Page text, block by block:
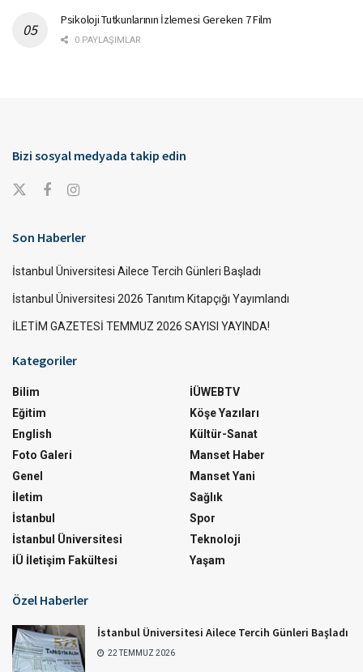
Psikoloji Tutkunlarının İzlemesi Gereken 7 Film
0 PAYLAŞIMLAR
Bizi sosyal medyada takip edin
Son Haberler
İstanbul Üniversitesi Ailece Tercih Günleri Başladı
İstanbul Üniversitesi 2026 Tanıtım Kitapçığı Yayımlandı
İLETİM GAZETESİ TEMMUZ 2026 SAYISI YAYINDA!
Kategoriler
Bilim
Eğitim
English
Foto Galeri
Genel
İletim
İstanbul
İstanbul Üniversitesi
İÜ İletişim Fakültesi
İÜWEBTV
Köşe Yazıları
Kültür-Sanat
Manset Haber
Manset Yani
Sağlık
Spor
Teknoloji
Yaşam
Özel Haberler
İstanbul Üniversitesi Ailece Tercih Günleri Başladı
22 TEMMUZ 2026